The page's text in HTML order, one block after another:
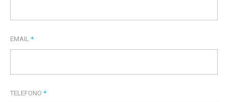
EMAIL *
TELEFONO *